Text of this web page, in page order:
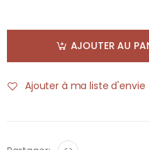
AJOUTER AU
Ajouter à ma liste d'envie